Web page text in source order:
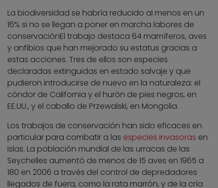
La biodiversidad se habría reducido al menos en un
16% si no se llegan a poner en marcha labores de
conservaciónEl trabajo destaca 64 mamíferos, aves
y anfibios que han mejorado su estatus gracias a
estas acciones. Tres de ellos son especies
declaradas extinguidas en estado salvaje y que
pudieron introducirse de nuevo en la naturaleza: el
cóndor de California y el hurón de pies negros, en
EE.UU., y el caballo de Przewalski, en Mongolia.
Los trabajos de conservación han sido eficaces en
particular para combatir a las especies invasoras en
islas. La población mundial de las urracas de las
Seychelles aumentó de menos de 15 aves en 1965 a
180 en 2006 a través del control de depredadores
llegados de fuera, como la rata marrón, y de la cría